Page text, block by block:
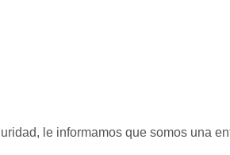
le informamos que somos una